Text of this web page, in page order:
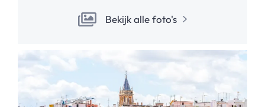
Bekijk alle foto's